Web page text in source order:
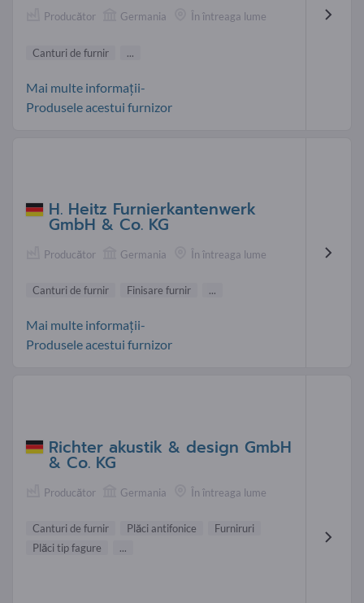
Producător Germania În întreaga lume
Canturi de furnir ...
Mai multe informații-
Produsele acestui furnizor
H. Heitz Furnierkantenwerk
GmbH & Co. KG
Producător Germania În întreaga lume
Canturi de furnir Finisare furnir ...
Mai multe informații-
Produsele acestui furnizor
Richter akustik & design GmbH
& Co. KG
Producător Germania În întreaga lume
Canturi de furnir Plăci antifonice
Furniruri
Plăci tip fagure
...